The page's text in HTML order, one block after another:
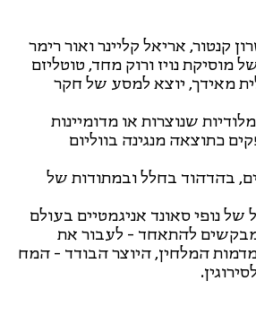
קנטור, אריאל קליינר ואור רימר
מוסיקת נויז ורוק מחד, טוטליזם
מאידך, יוצא למסע של חקר
שנוצרות או מדומיינות
כתוצאה מנגינה בווליום
בהדהוד בחלל ובמתודות של
נופי סאונד אניגמטיים בעולם
להתאחד - לעבור את
המלחין, היוצר הבודד - המח